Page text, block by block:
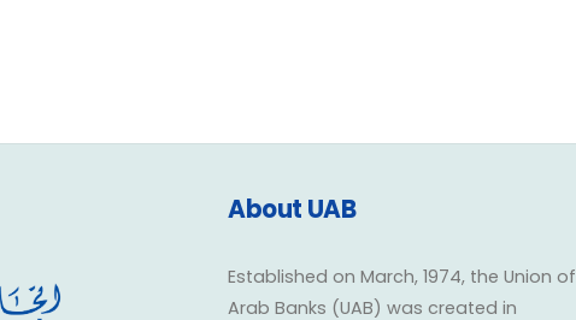
About UAB
Established on March, 1974, the Union of
Arab Banks (UAB) was created in